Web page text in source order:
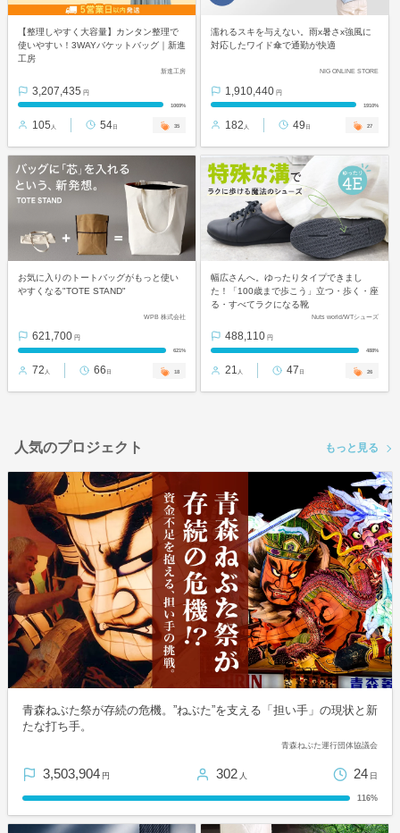
【整理しやすく大容量】カンタン整理で
使いやすい！3WAYバケットバッグ｜新進
工房
新進工房
3,207,435 円
1069%
105 人 54日 35
濡れるスキを与えない。雨x暑さx強風に
対応したワイド傘で通勤が快適
NIG ONLINE STORE
1,910,440 円
1910%
182 人 49 日 27
お気に入りのトートバッグがもっと使い
やすくなる"TOTE STAND"
WPB 株式会社
621,700 円
621%
72 人 66 日 18
幅広さんへ。ゆったりタイプできまし
た！「100歳まで歩こう」立つ・歩く・座
る・すべてラクになる靴
Nuts world/WTシューズ
488,110 円
488%
21 人 47 日 26
人気のプロジェクト もっと見る
青森ねぶた祭が存続の危機。”ねぶた”を支える「担い手」の現状と新
たな打ち手。
青森ねぶた運行団体協議会
3,503,904 円 302 人 24 日
116%